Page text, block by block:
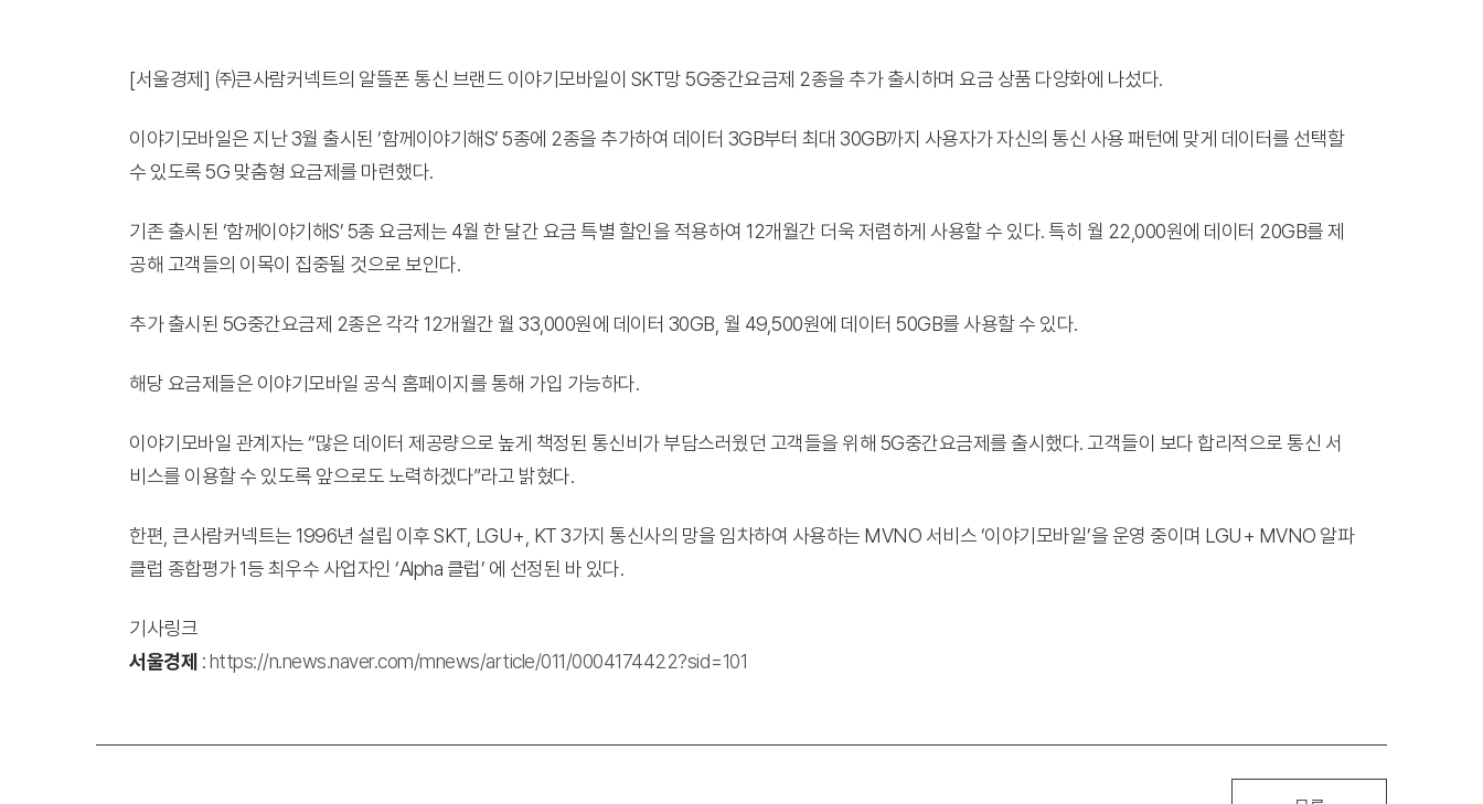
[서울경제] ㈜큰사람커넥트의 알뜰폰 통신 브랜드 이야기모바일이 SKT망 5G중간요금제 2종을 추가 출시하며 요금 상품 다양화에 나섰다.
이야기모바일은 지난 3월 출시된 ‘함께이야기해S’ 5종에 2종을 추가하여 데이터 3GB부터 최대 30GB까지 사용자가 자신의 통신 사용 패턴에 맞게 데이터를 선택할
수 있도록 5G 맞춤형 요금제를 마련했다.
기존 출시된 ‘함께이야기해S’ 5종 요금제는 4월 한 달간 요금 특별 할인을 적용하여 12개월간 더욱 저렴하게 사용할 수 있다. 특히 월 22,000원에 데이터 20GB를 제
공해 고객들의 이목이 집중될 것으로 보인다.
추가 출시된 5G중간요금제 2종은 각각 12개월간 월 33,000원에 데이터 30GB, 월 49,500원에 데이터 50GB를 사용할 수 있다.
해당 요금제들은 이야기모바일 공식 홈페이지를 통해 가입 가능하다.
이야기모바일 관계자는 “많은 데이터 제공량으로 높게 책정된 통신비가 부담스러웠던 고객들을 위해 5G중간요금제를 출시했다. 고객들이 보다 합리적으로 통신 서
비스를 이용할 수 있도록 앞으로도 노력하겠다”라고 밝혔다.
한편, 큰사람커넥트는 1996년 설립 이후 SKT, LGU+, KT 3가지 통신사의 망을 임차하여 사용하는 MVNO 서비스 ‘이야기모바일’을 운영 중이며 LGU+ MVNO 알파
클럽 종합평가 1등 최우수 사업자인 ‘Alpha 클럽’ 에 선정된 바 있다.
기사링크
서울경제 :https://n.news.naver.com/mnews/article/011/0004174422?sid=101